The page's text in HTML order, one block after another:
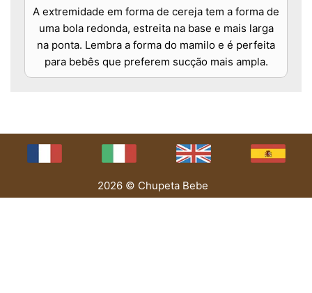
A extremidade em forma de cereja tem a forma de
uma bola redonda, estreita na base e mais larga
na ponta. Lembra a forma do mamilo e é perfeita
para bebês que preferem sucção mais ampla.
2026 © Chupeta Bebe